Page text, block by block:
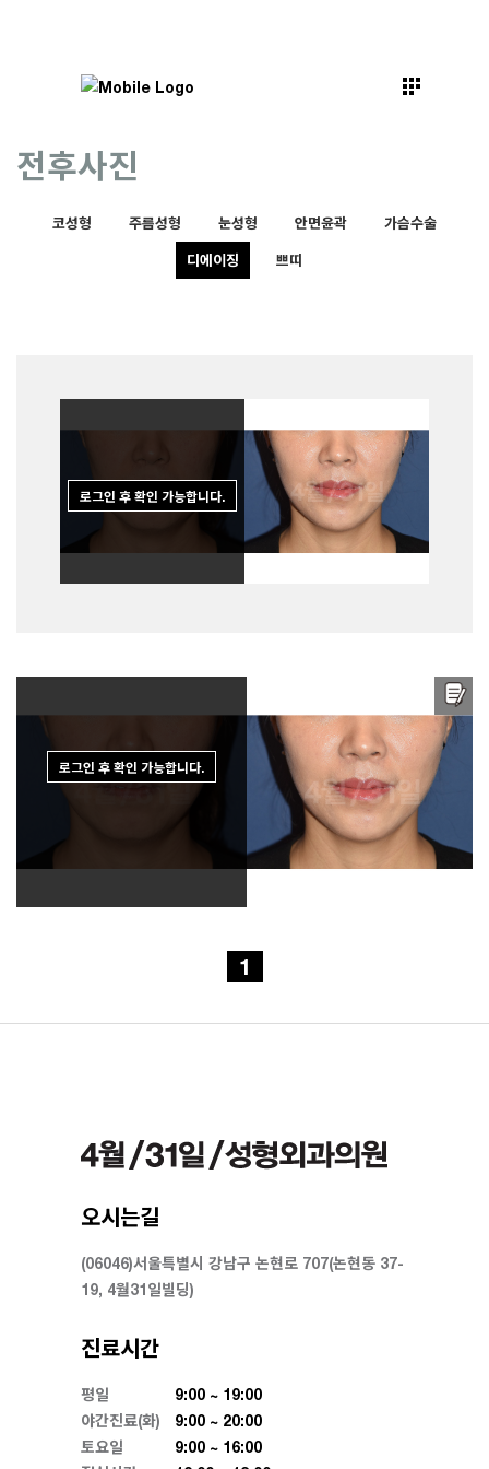
전후사진
코성형 주름성형 눈성형 안면윤곽 가슴수술
디에이징 쁘띠
로그인 후 확인 가능합니다.
로그인 후 확인 가능합니다.
1
오시는길
(06046)서울특별시 강남구 논현로 707(논현동 37-
19, 4월31일빌딩)
진료시간
평일
9:00 ~ 19:00
야간진료(화)
9:00 ~ 20:00
토요일
9:00 ~ 16:00